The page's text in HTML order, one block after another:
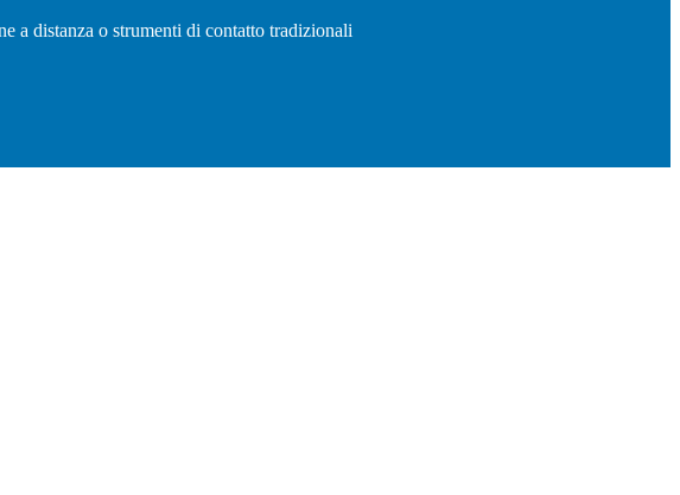
a distanza o strumenti di contatto tradizionali